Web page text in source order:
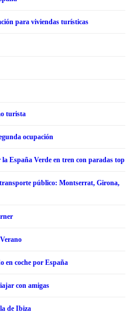
para viviendas turísticas
turista
ocupación
España Verde en tren con paradas top
público: Montserrat, Girona,
en coche por España
con amigas
de Ibiza